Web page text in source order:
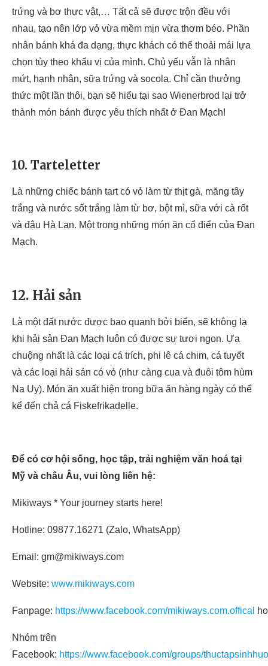
trứng và bơ thực vật,… Tất cả sẽ được trộn đều với
nhau, tạo nên lớp vỏ vừa mềm mịn vừa thơm béo. Phần
nhân bánh khá đa dạng, thực khách có thể thoải mái lựa
chọn tùy theo khẩu vị của mình. Chủ yếu vẫn là nhân
mứt, hạnh nhân, sữa trứng và socola. Chỉ cần thưởng
thức một lần thôi, bạn sẽ hiểu tại sao Wienerbrod lại trở
thành món bánh được yêu thích nhất ở Đan Mạch!
10. Tarteletter
Là những chiếc bánh tart có vỏ làm từ thịt gà, măng tây
trắng và nước sốt trắng làm từ bơ, bột mì, sữa với cà rốt
và đậu Hà Lan. Một trong những món ăn cổ điển của Đan
Mạch.
12. Hải sản
Là một đất nước được bao quanh bởi biển, sẽ không lạ
khi hải sản Đan Mạch luôn có được sự tươi ngon. Ưa
chuộng nhất là các loại cá trích, phi lê cá chim, cá tuyết
và các loại hải sản có vỏ (như càng cua và đuôi tôm hùm
Na Uy). Món ăn xuất hiện trong bữa ăn hàng ngày có thể
kể đến chả cá Fiskefrikadelle.
Để có cơ hội sống, học tập, trải nghiệm văn hoá tại
Mỹ và châu Âu, vui lòng liên hệ:
Mikiways * Your journey starts here!
Hotline: 09877.16271 (Zalo, WhatsApp)
Email: gm@mikiways.com
Website: www.mikiways.com
Fanpage: https://www.facebook.com/mikiways.com.offical
Nhóm trên
Facebook: https://www.facebook.com/groups/